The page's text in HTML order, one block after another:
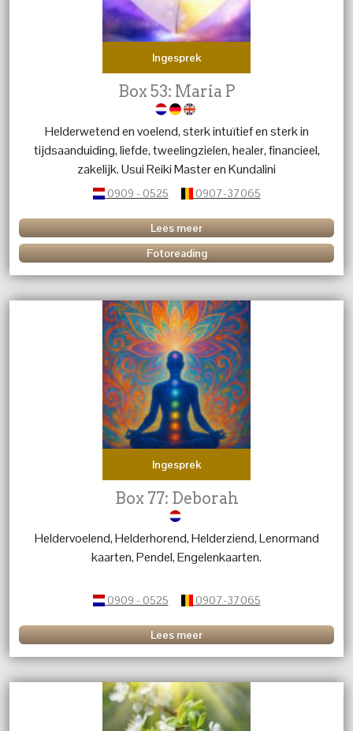
Ingesprek
Box 53: Maria P
Helderwetend en voelend, sterk intuïtief en sterk in
tijdsaanduiding, liefde, tweelingzielen, healer, financieel,
zakelijk. Usui Reiki Master en Kundalini
0909 - 0525 0907-37065
Lees meer
Fotoreading
Ingesprek
Box 77: Deborah
Heldervoelend, Helderhorend, Helderziend, Lenormand
kaarten, Pendel, Engelenkaarten.
0909 - 0525 0907-37065
Lees meer